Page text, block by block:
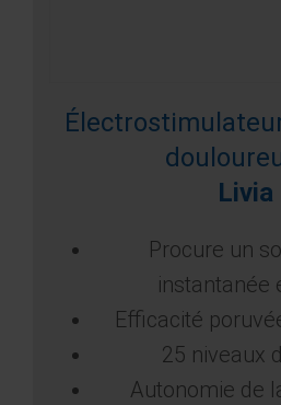
Livia
Procure un
instantanée
Efficacité
25 niveaux
Autonomie de